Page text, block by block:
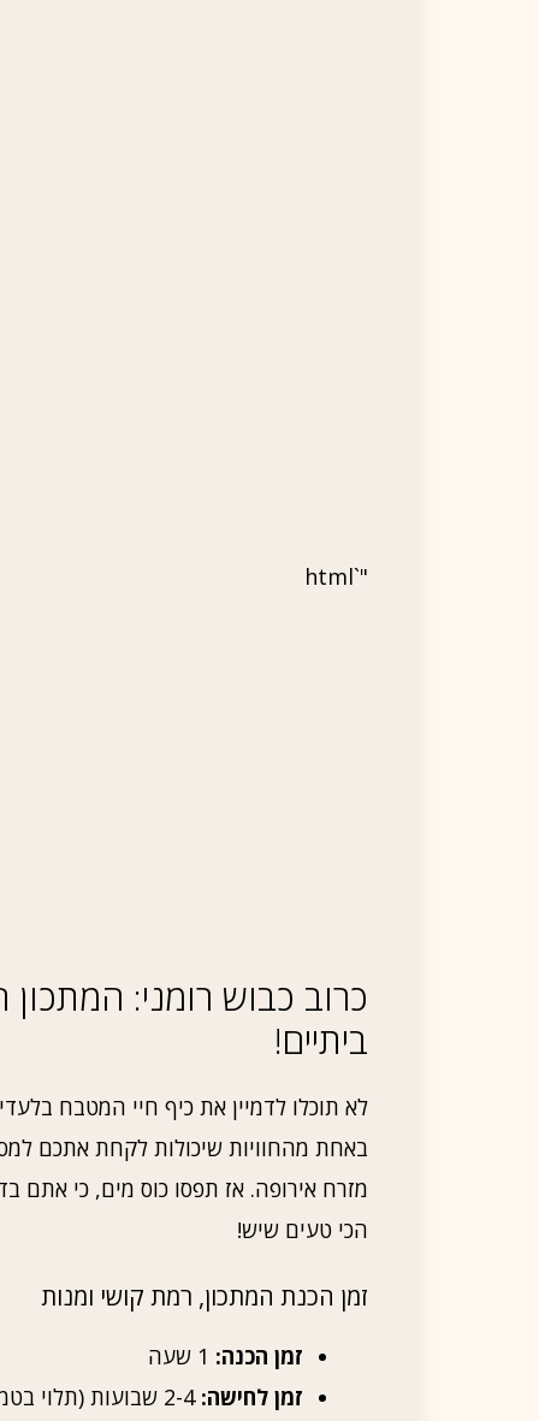
"`html
כרוב כבוש רומני:
ביתיים!
לא תוכלו לדמיין את כיף חיי המטבח
באחת מהחוויות שיכולות לקחת אתכם
מזרח אירופה. אז תפסו כוס מים, כי אתם
הכי טעים שיש!
זמן הכנת המתכון, רמת קושי ומנות
זמן הכנה:
זמן לחישה: 2-4 שבועות (תלוי בטמפרטורה)